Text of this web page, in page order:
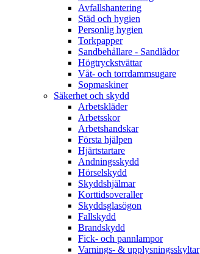
Avfallshantering
Städ och hygien
Personlig hygien
Torkpapper
Sandbehållare - Sandlådor
Högtryckstvättar
Våt- och torrdammsugare
Sopmaskiner
Säkerhet och skydd
Arbetskläder
Arbetsskor
Arbetshandskar
Första hjälpen
Hjärtstartare
Andningsskydd
Hörselskydd
Skyddshjälmar
Korttidsoveraller
Skyddsglasögon
Fallskydd
Brandskydd
Fick- och pannlampor
Varnings- & upplysningsskyltar